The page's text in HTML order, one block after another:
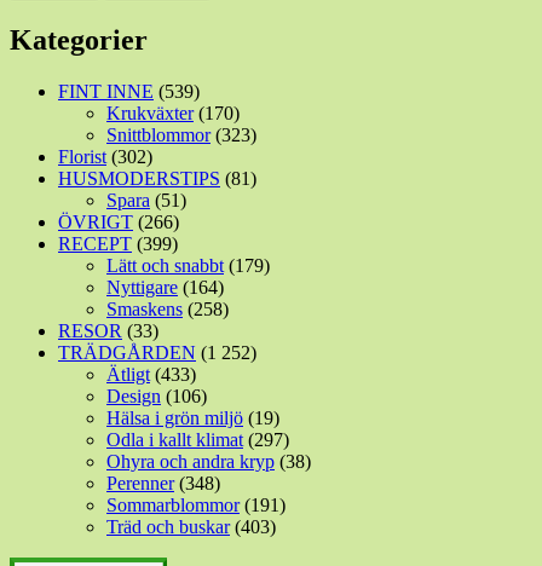
Kategorier
FINT INNE (539)
Krukväxter(170)
Snittblommor(323)
Florist (302)
HUSMODERSTIPS (81)
Spara (51)
ÖVRIGT (266)
RECEPT (399)
Lätt och snabbt (179)
Nyttigare (164)
Smaskens (258)
RESOR (33)
TRÄDGÅRDEN (1 252)
Ätligt (433)
Design (106)
Hälsa i grön miljö (19)
Odla i kallt klimat (297)
Ohyra och andra kryp (38)
Perenner(348)
Sommarblommor(191)
Träd och buskar(403)